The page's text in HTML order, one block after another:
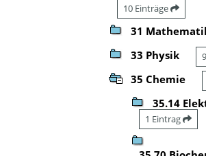
10 Einträge
31
33 Physik
35 Chemie
35.14
1 Eintrag